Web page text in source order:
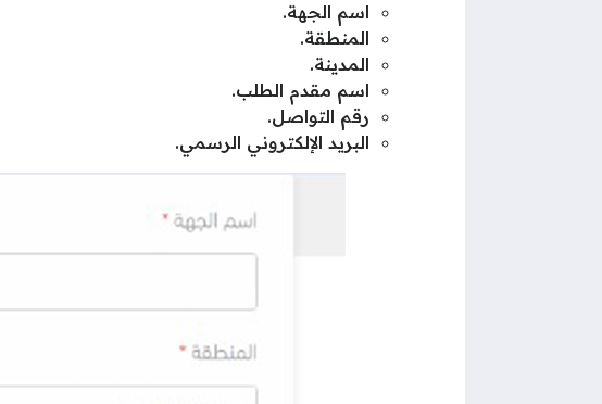
اسم الجهة.
المنطقة.
المدينة.
اسم مقدم الطلب.
رقم التواصل.
البريد الإلكتروني الرسمي.